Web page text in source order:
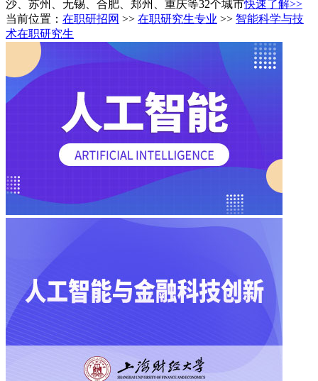
沙、苏州、无锡、合肥、郑州、重庆等32个城市快速了解>>
当前位置： 在职研招网 >> 在职研究生专业 >> 智能科学与技
术在职研究生